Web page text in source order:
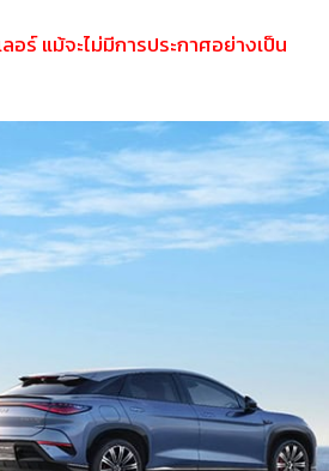
ร์ แม้จะไม่มีการประกาศอย่างเป็น